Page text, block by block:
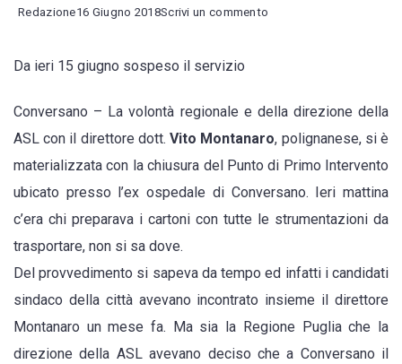
Redazione16 Giugno 2018Scrivi un commento
intervento,
Loiacono
ad
Emiliano:”Sospenda
il
di
chiusura”
Da ieri 15 giugno sospeso il servizio
Conversano – La volontà regionale e della direzione della
ASL con il direttore dott.Vito Montanaro, polignanese, si è
materializzata con la chiusura del Punto di Primo Intervento
ubicato presso l’ex ospedale di Conversano. Ieri mattina
c’era chi preparava i cartoni con tutte le strumentazioni da
trasportare, non si sa dove.
Del provvedimento si sapeva da tempo ed infatti i candidati
sindaco della città avevano incontrato insieme il direttore
Montanaro un mese fa. Ma sia la Regione Puglia che la
direzione della ASL avevano deciso che a Conversano il